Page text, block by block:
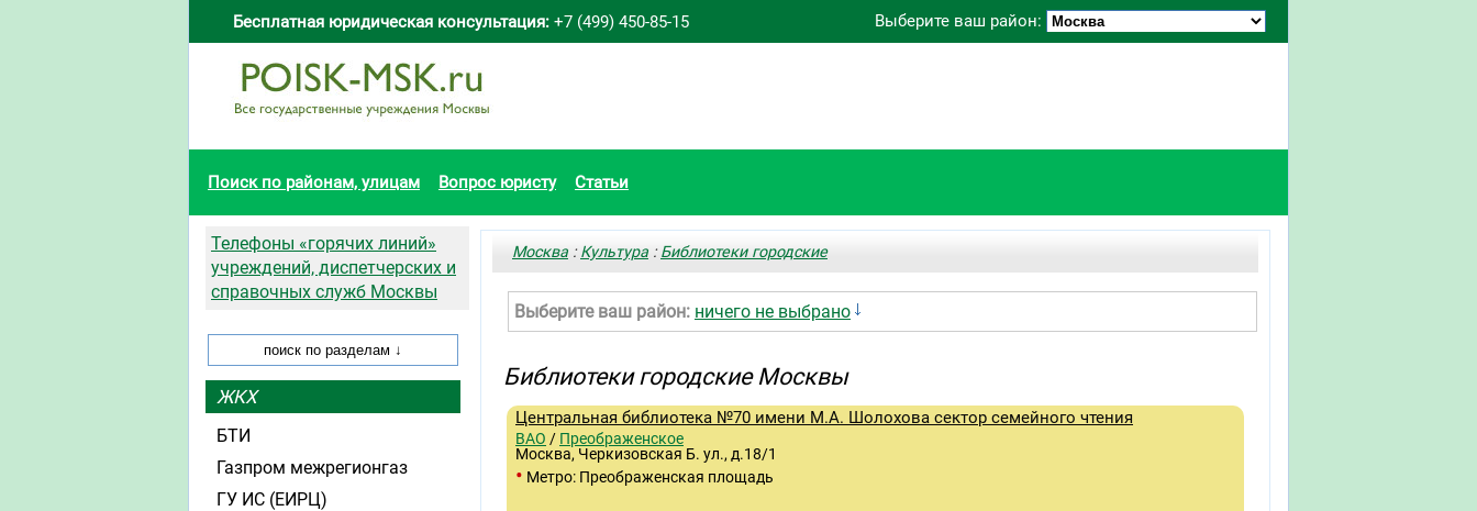
Выберите ваш район:
Бесплатная юридическая консультация: +7 (499) 450-85-15
Поиск по районам, улицам Вопрос юристу Статьи
Москва :Культура :Библиотеки городские
Выберите ваш район: ничего не выбрано
Библиотеки городские Москвы
Центральная библиотека №70 имени М.А. Шолохова сектор семейного чтения
ВАО / Преображенское
Москва, Черкизовская Б. ул., д.18/1
• Метро: Преображенская площадь
Телефоны «горячих линий»
учреждений, диспетчерских и
справочных служб Москвы
ЖКХ
БТИ
Газпром межрегионгаз
ГУ ИС (ЕИРЦ)